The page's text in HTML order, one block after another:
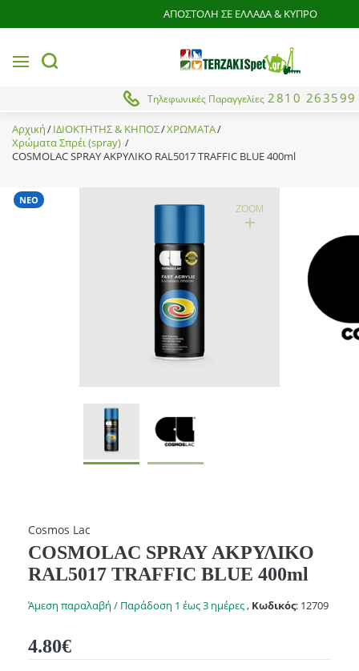
ΑΠΟΣΤΟΛΗ ΣΕ ΕΛΛΑΔΑ & ΚΥΠΡΟ
Τηλεφωνικές Παραγγελίες 2810 263599
MENUbutton.search
Αρχική ΙΔΙΟΚΤΗΤΗΣ & ΚΗΠΟΣ ΧΡΩΜΑΤΑ
Χρώματα Σπρέι (spray)
COSMOLAC SPRAY ΑΚΡΥΛΙΚΟ RAL5017 TRAFFIC BLUE 400ml
ΝΕΟ
ZOOM
+
Cosmos Lac
COSMOLAC SPRAY ΑΚΡΥΛΙΚΟ
RAL5017 TRAFFIC BLUE 400ml
Άμεση παραλαβή / Παράδοση 1 έως 3 ημέρες , Κωδικός: 12709
4.80€